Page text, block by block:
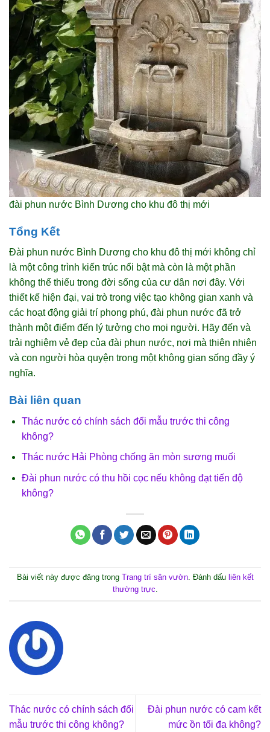
đài phun nước Bình Dương cho khu đô thị mới
Tổng Kết
Đài phun nước Bình Dương cho khu đô thị mới không chỉ
là một công trình kiến trúc nổi bật mà còn là một phần
không thể thiếu trong đời sống của cư dân nơi đây. Với
thiết kế hiện đại, vai trò trong việc tạo không gian xanh và
các hoạt động giải trí phong phú, đài phun nước đã trở
thành một điểm đến lý tưởng cho mọi người. Hãy đến và
trải nghiệm vẻ đẹp của đài phun nước, nơi mà thiên nhiên
và con người hòa quyện trong một không gian sống đầy ý
nghĩa.
Bài liên quan
Thác nước có chính sách đổi mẫu trước thi công
không?
Thác nước Hải Phòng chống ăn mòn sương muối
Đài phun nước có thu hồi cọc nếu không đạt tiến độ
không?
Bài viết này được đăng trong Trang trí sân vườn. Đánh dấu liên kết
thường trực.
Thác nước có chính sách đổi
mẫu trước thi công không?
Đài phun nước có cam kết
mức ồn tối đa không?